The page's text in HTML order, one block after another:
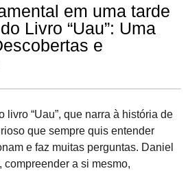
em uma tarde
Livro “Uau”: Uma
e
livro “Uau”, que narra à história de
que sempre quis entender
e faz muitas perguntas. Daniel
compreender a si mesmo,